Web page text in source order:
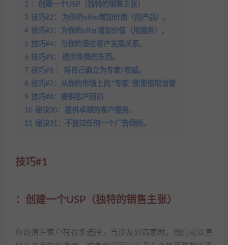
2
：创建一个USP（独特的销售主张）
3 技巧#2： 为你的offer增加价值（用产品）。
4 技巧#3：为你的offer增加价值（用服务）。
5 技巧#4：与你的潜在客户发展关系。
6 技巧#5： 提供免费的东西。
7 技巧#6 ： 将自己确立为专家/权威。
8 技巧#7：从你的市场上的 “专家 “那里借取信誉
9 技巧#8：提供客户回扣.
10 秘诀30：提供卓越的客户服务。
11
秘诀31：不放过任何一个广告场所。
技巧#1
：创建一个USP（独特的销售主张）
你的潜在客户有很多选择，当涉及到商家时。他们可以直